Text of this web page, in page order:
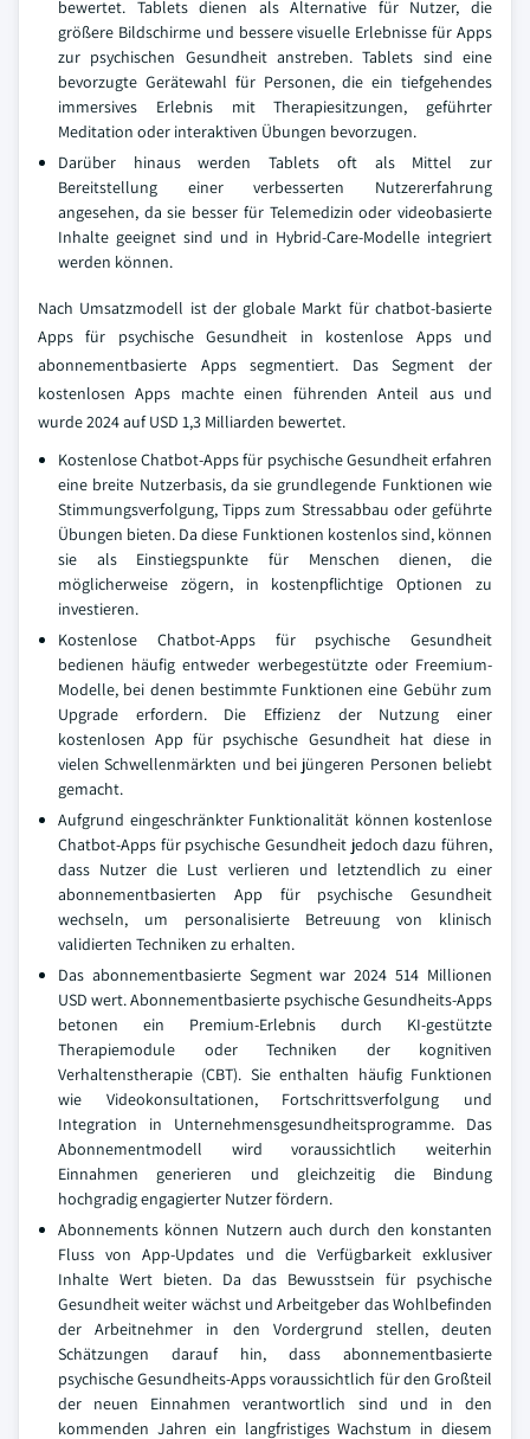
bewertet. Tablets dienen als Alternative für Nutzer, die
größere Bildschirme und bessere visuelle Erlebnisse für Apps
zur psychischen Gesundheit anstreben. Tablets sind eine
bevorzugte Gerätewahl für Personen, die ein tiefgehendes
immersives Erlebnis mit Therapiesitzungen, geführter
Meditation oder interaktiven Übungen bevorzugen.
Darüber hinaus werden Tablets oft als Mittel zur
Bereitstellung einer verbesserten Nutzererfahrung
angesehen, da sie besser für Telemedizin oder videobasierte
Inhalte geeignet sind und in Hybrid-Care-Modelle integriert
werden können.
Nach Umsatzmodell ist der globale Markt für chatbot-basierte
Apps für psychische Gesundheit in kostenlose Apps und
abonnementbasierte Apps segmentiert. Das Segment der
kostenlosen Apps machte einen führenden Anteil aus und
wurde 2024 auf USD 1,3 Milliarden bewertet.
Kostenlose Chatbot-Apps für psychische Gesundheit erfahren
eine breite Nutzerbasis, da sie grundlegende Funktionen wie
Stimmungsverfolgung, Tipps zum Stressabbau oder geführte
Übungen bieten. Da diese Funktionen kostenlos sind, können
sie als Einstiegspunkte für Menschen dienen, die
möglicherweise zögern, in kostenpflichtige Optionen zu
investieren.
Kostenlose Chatbot-Apps für psychische Gesundheit
bedienen häufig entweder werbegestützte oder Freemium-
Modelle, bei denen bestimmte Funktionen eine Gebühr zum
Upgrade erfordern. Die Effizienz der Nutzung einer
kostenlosen App für psychische Gesundheit hat diese in
vielen Schwellenmärkten und bei jüngeren Personen beliebt
gemacht.
Aufgrund eingeschränkter Funktionalität können kostenlose
Chatbot-Apps für psychische Gesundheit jedoch dazu führen,
dass Nutzer die Lust verlieren und letztendlich zu einer
abonnementbasierten App für psychische Gesundheit
wechseln, um personalisierte Betreuung von klinisch
validierten Techniken zu erhalten.
Das abonnementbasierte Segment war 2024 514 Millionen
USD wert. Abonnementbasierte psychische Gesundheits-Apps
betonen ein Premium-Erlebnis durch KI-gestützte
Therapiemodule oder Techniken der kognitiven
Verhaltenstherapie (CBT). Sie enthalten häufig Funktionen
wie Videokonsultationen, Fortschrittsverfolgung und
Integration in Unternehmensgesundheitsprogramme. Das
Abonnementmodell wird voraussichtlich weiterhin
Einnahmen generieren und gleichzeitig die Bindung
hochgradig engagierter Nutzer fördern.
Abonnements können Nutzern auch durch den konstanten
Fluss von App-Updates und die Verfügbarkeit exklusiver
Inhalte Wert bieten. Da das Bewusstsein für psychische
Gesundheit weiter wächst und Arbeitgeber das Wohlbefinden
der Arbeitnehmer in den Vordergrund stellen, deuten
Schätzungen darauf hin, dass abonnementbasierte
psychische Gesundheits-Apps voraussichtlich für den Großteil
der neuen Einnahmen verantwortlich sind und in den
kommenden Jahren ein langfristiges Wachstum in diesem